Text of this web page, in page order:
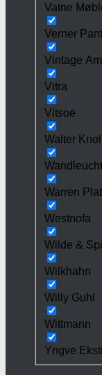
Vatne
Verner
Vintage
Vitra
Vitsoe
Walter Knoll
Warren
Westnofa
Wilde &
Wilkhahn
Willy Guhl
Wittmann
Yngve